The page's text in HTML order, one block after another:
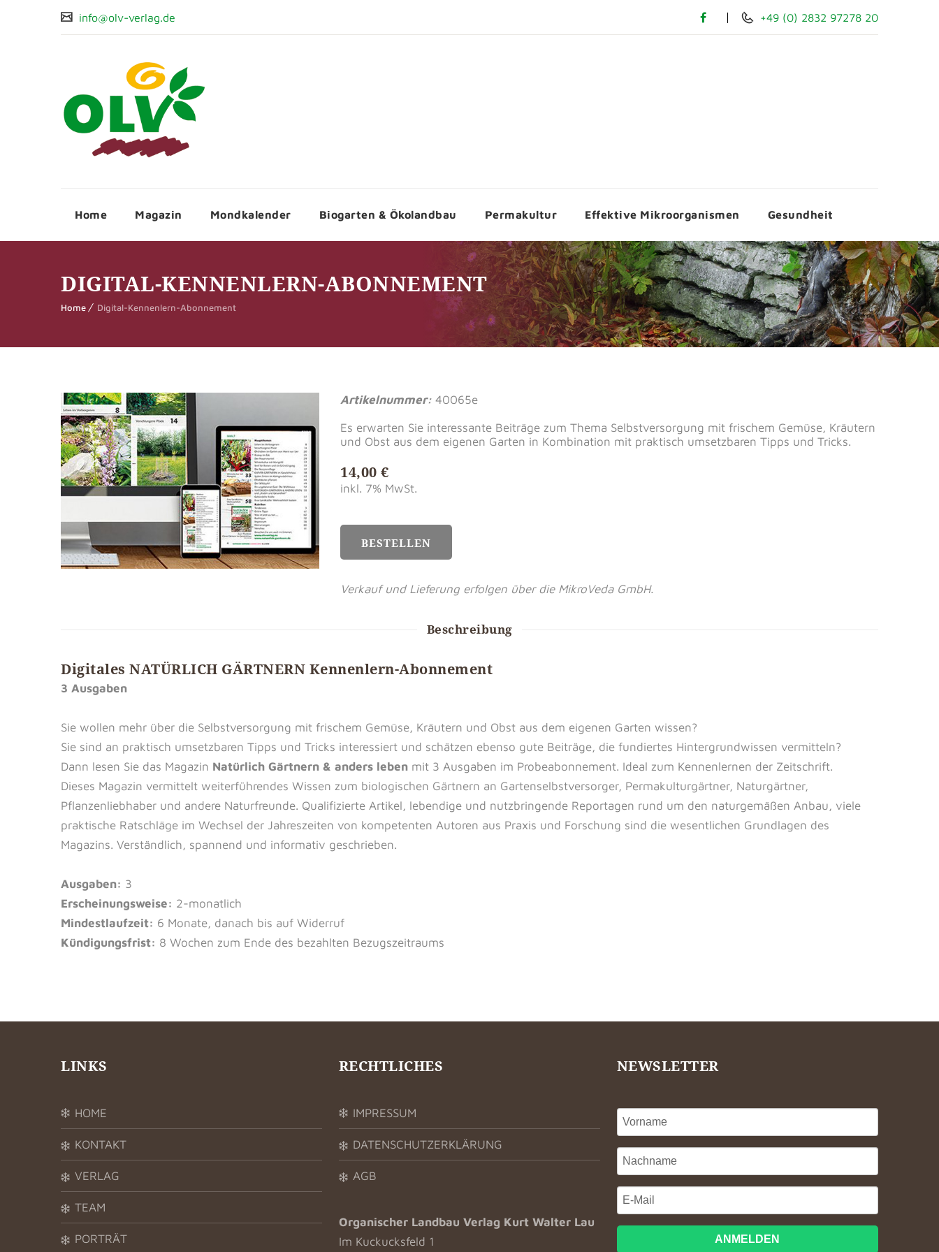
info@olv-verlag.de +49 (0) 2832 97278 20
Home Magazin Mondkalender Biogarten & Ökolandbau Permakultur Effektive Mikroorganismen Gesundheit
DIGITAL-KENNENLERN-ABONNEMENT
Home Digital-Kennenlern-Abonnement
Artikelnummer: 40065e
Es erwarten Sie interessante Beiträge zum Thema Selbstversorgung mit frischem Gemüse, Kräutern
und Obst aus dem eigenen Garten in Kombination mit praktisch umsetzbaren Tipps und Tricks.
14,00 €
inkl. 7% MwSt.
BESTELLEN
Verkauf und Lieferung erfolgen über die MikroVeda GmbH.
Beschreibung
Digitales NATÜRLICH GÄRTNERN Kennenlern-Abonnement
3 Ausgaben
Sie wollen mehr über die Selbstversorgung mit frischem Gemüse, Kräutern und Obst aus dem eigenen Garten wissen?
Sie sind an praktisch umsetzbaren Tipps und Tricks interessiert und schätzen ebenso gute Beiträge, die fundiertes Hintergrundwissen vermitteln?
Dann lesen Sie das Magazin Natürlich Gärtnern & anders leben mit 3 Ausgaben im Probeabonnement. Ideal zum Kennenlernen der Zeitschrift.
Dieses Magazin vermittelt weiterführendes Wissen zum biologischen Gärtnern an Gartenselbstversorger, Permakulturgärtner, Naturgärtner,
Pflanzenliebhaber und andere Naturfreunde. Qualifizierte Artikel, lebendige und nutzbringende Reportagen rund um den naturgemäßen Anbau, viele
praktische Ratschläge im Wechsel der Jahreszeiten von kompetenten Autoren aus Praxis und Forschung sind die wesentlichen Grundlagen des
Magazins. Verständlich, spannend und informativ geschrieben.
Ausgaben: 3
Erscheinungsweise: 2-monatlich
Mindestlaufzeit: 6 Monate, danach bis auf Widerruf
Kündigungsfrist: 8 Wochen zum Ende des bezahlten Bezugszeitraums
LINKS
HOME
KONTAKT
VERLAG
TEAM
PORTRÄT
RECHTLICHES
IMPRESSUM
DATENSCHUTZERKLÄRUNG
AGB
Organischer Landbau Verlag Kurt Walter Lau
Im Kuckucksfeld 1
NEWSLETTER
ANMELDEN